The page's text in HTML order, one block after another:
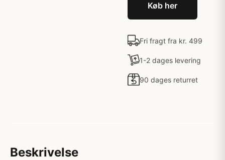
Køb her
Fri fragt fra kr. 499
1-2 dages levering
90 dages returret
Beskrivelse